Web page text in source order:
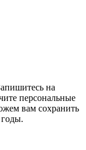
на
персональные
вам сохранить
годы.